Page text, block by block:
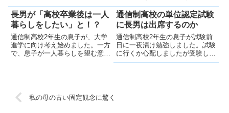
ることをサポートしたいと思って
います。
行」をし、祖母も満足そうでし
た。息子、立派でした💪
長男が「高校卒業後は一人
暮らしをしたい」と！？
通信制高校2年生の息子が、大学
進学に向け考え始めました。一方
で、息子が一人暮らしを望む意向
通信制高校の単位認定試験
に長男は出席するのか
通信制高校2年生の息子が試験前
日に一夜漬け勉強しました。試験
に行くか心配しましたが受験しま
した。来年度の大学受験を本人は
私の母の古い固定観念に驚く